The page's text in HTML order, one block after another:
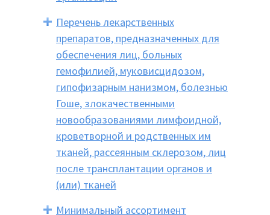
Перечень лекарственных
препаратов, предназначенных для
обеспечения лиц, больных
гемофилией, муковисцидозом,
гипофизарным нанизмом, болезнью
Гоше, злокачественными
новообразованиями лимфоидной,
кроветворной и родственных им
тканей, рассеянным склерозом, лиц
после трансплантации органов и
(или) тканей
Минимальный ассортимент